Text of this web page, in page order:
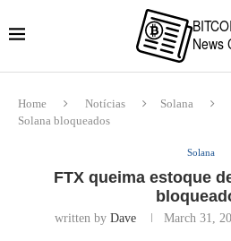
Home Notícias Solana
Solana bloqueados
Solana
FTX queima estoque
written by Dave March 31,